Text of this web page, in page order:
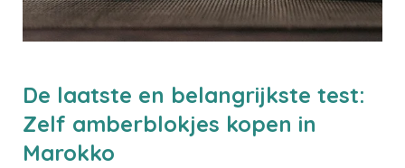
De laatste en belangrijkste test:
Zelf amberblokjes kopen in
Marokko